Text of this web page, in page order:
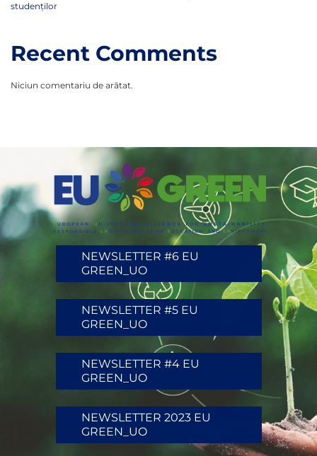
studenților
Recent Comments
Niciun comentariu de arătat.
NEWSLETTER #6 EU
GREEN_UO
NEWSLETTER #5 EU
GREEN_UO
NEWSLETTER #4 EU
GREEN_UO
NEWSLETTER 2023 EU
GREEN_UO